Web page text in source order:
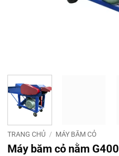
TRANG CHỦ / MÁY BĂM CỎ
Máy băm cỏ nằm G400